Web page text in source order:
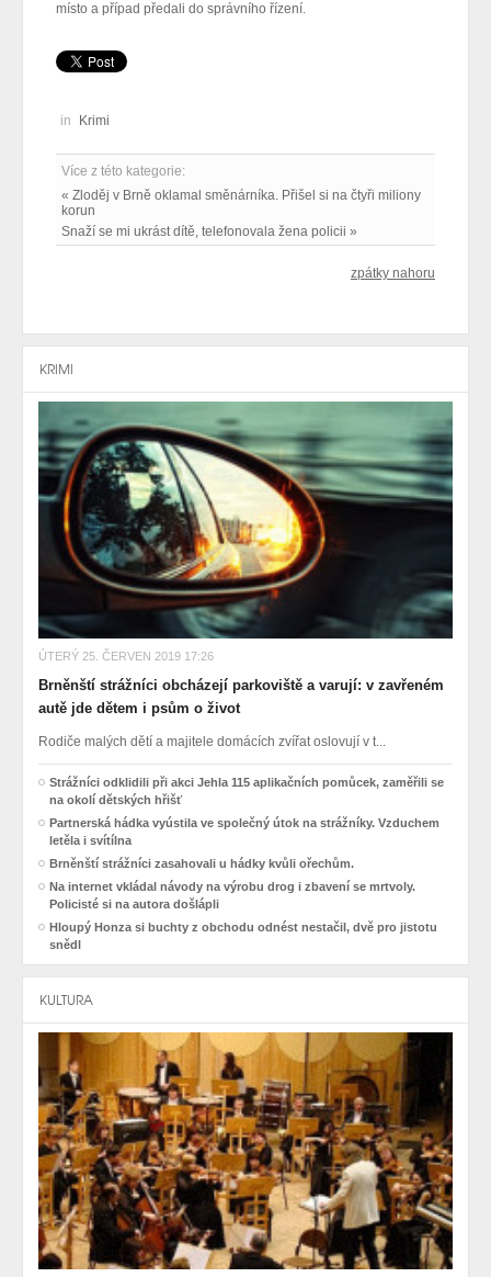
místo a případ předali do správního řízení.
in Krimi
Více z této kategorie:
« Zloděj v Brně oklamal směnárníka. Přišel si na čtyři miliony
korun
Snaží se mi ukrást dítě, telefonovala žena policii »
zpátky nahoru
KRIMI
ÚTERÝ 25. ČERVEN 2019 17:26
Brněnští strážníci obcházejí parkoviště a varují: v zavřeném
autě jde dětem i psům o život
Rodiče malých dětí a majitele domácích zvířat oslovují v t...
Strážníci odklidili při akci Jehla 115 aplikačních pomůcek, zaměřili se
na okolí dětských hřišť
Partnerská hádka vyústila ve společný útok na strážníky. Vzduchem
letěla i svítílna
Brněnští strážníci zasahovali u hádky kvůli ořechům.
Na internet vkládal návody na výrobu drog i zbavení se mrtvoly.
Policisté si na autora došlápli
Hloupý Honza si buchty z obchodu odnést nestačil, dvě pro jistotu
snědl
KULTURA